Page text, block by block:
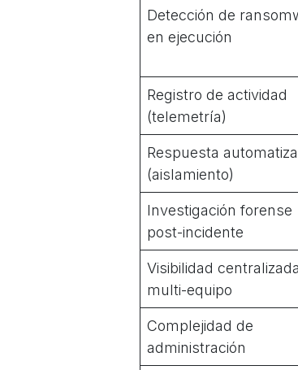
Detección de
en ejecución
Registro de actividad
(telemetría)
Respuesta
(aislamiento)
Investigación forense
post-incidente
Visibilidad centralizada
multi-equipo
Complejidad de
administración